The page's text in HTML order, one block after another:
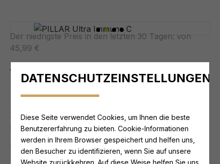
Der niedrigste Preis in den letzten 30 Tagen: von
45,99 €
Verfügbarkeit: AUF LAGER
0 reviews. -
45,99 €
Ex Tax: 42,00 €
Der niedrigste Preis in den letzten 30 Tagen:
45,99 €
DATENSCHUTZEINSTELLUNGEN
Diese Seite verwendet Cookies, um Ihnen die beste
Benutzererfahrung zu bieten. Cookie-Informationen
werden in Ihrem Browser gespeichert und helfen uns,
den Besucher zu identifizieren, wenn Sie auf unsere
Website zurückkehren. Auf diese Weise helfen Sie uns